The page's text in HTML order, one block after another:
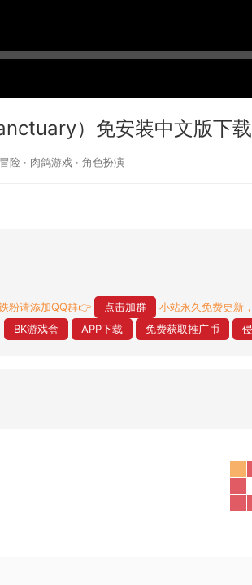
）免安装中文版下载
险 · 肉鸽游戏 · 角色扮演
粉请添加QQ群👉 点击加群
小站永久免费更新
BK游戏盒 APP下载 免费获取推广币